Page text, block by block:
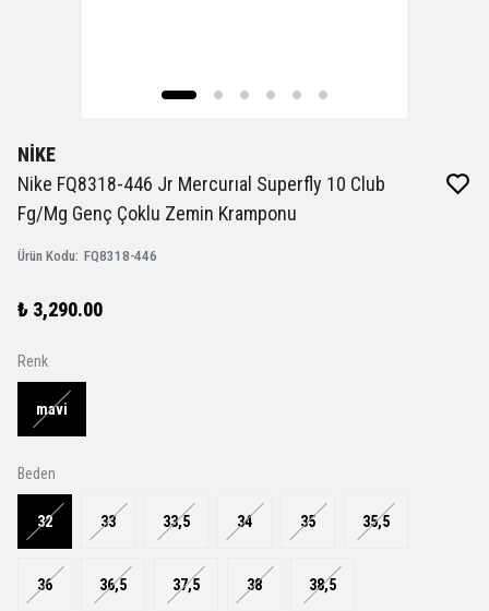
NİKE
Nike FQ8318-446 Jr Mercurıal Superfly 10 Club
Fg/Mg Genç Çoklu Zemin Kramponu
Ürün Kodu: FQ8318-446
₺ 3,290.00
Renk
mavi
Beden
32 33 33,5 34 35 35,5
36 36,5 37,5 38 38,5